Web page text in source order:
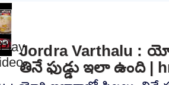
Jordra Varthalu :
తినే ఫుడ్డు ఇలా ఉంది |